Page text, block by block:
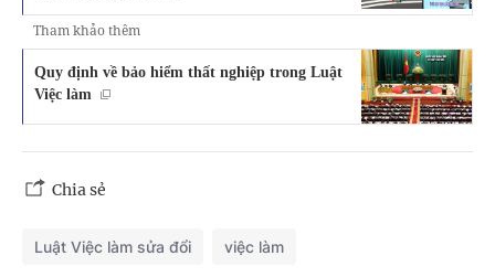
Tham khảo thêm
Quy định về bảo hiểm thất nghiệp trong Luật
Việc làm
Chia sẻ
Luật Việc làm sửa đổi việc làm